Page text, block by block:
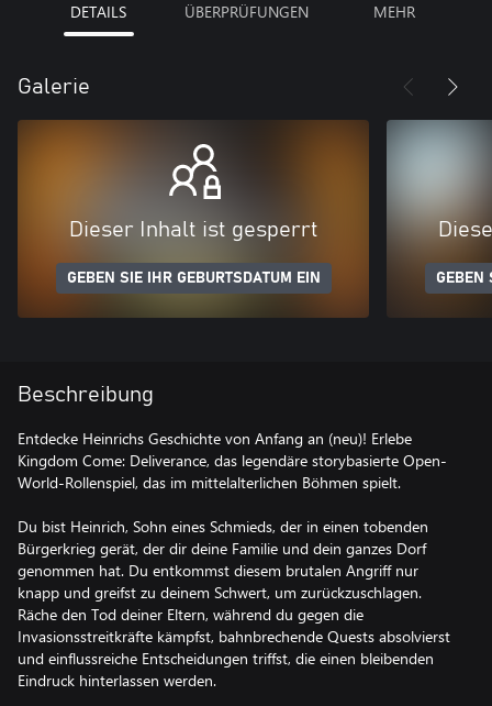
DETAILS ÜBERPRÜFUNGEN MEHR
Galerie
Dieser Inhalt ist gesperrt
GEBEN SIE IHR GEBURTSDATUM EIN GEBEN
Beschreibung
Entdecke Heinrichs Geschichte von Anfang an (neu)! Erlebe
Kingdom Come: Deliverance, das legendäre storybasierte Open-
World-Rollenspiel, das im mittelalterlichen Böhmen spielt.
Du bist Heinrich, Sohn eines Schmieds, der in einen tobenden
Bürgerkrieg gerät, der dir deine Familie und dein ganzes Dorf
genommen hat. Du entkommst diesem brutalen Angriff nur
knapp und greifst zu deinem Schwert, um zurückzuschlagen.
Räche den Tod deiner Eltern, während du gegen die
Invasionsstreitkräfte kämpfst, bahnbrechende Quests absolvierst
und einflussreiche Entscheidungen triffst, die einen bleibenden
Eindruck hinterlassen werden.